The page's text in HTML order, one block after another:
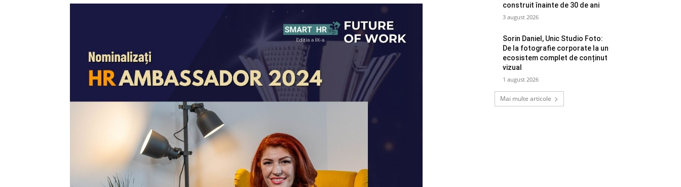
construit înainte de 30 de ani
3 august 2026
Sorin Daniel, Unic Studio Foto:
De la fotografie corporate la un
ecosistem complet de conținut
vizual
1 august 2026
Mai multe articole